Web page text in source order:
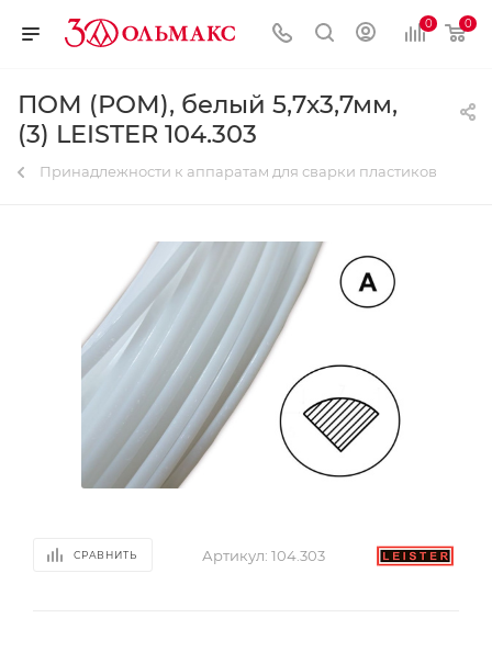
0 0
ПОМ (РОМ), белый 5,7х3,7мм,
(3) LEISTER 104.303
Принадлежности к аппаратам для сварки пластиков
СРАВНИТЬ Артикул: 104.303